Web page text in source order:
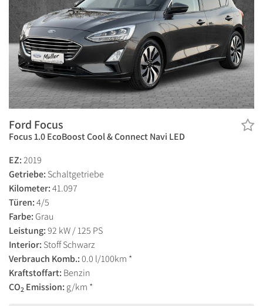
Ford Focus
Focus 1.0 EcoBoost Cool & Connect Navi LED
EZ:2019
Getriebe: Schaltgetriebe
Kilometer:41.097
Türen:4/5
Farbe: Grau
Leistung:92 kW / 125 PS
Interior: Stoff Schwarz
Verbrauch Komb.:0.0 l/100km *
Kraftstoffart: Benzin
CO2 Emission: g/km *